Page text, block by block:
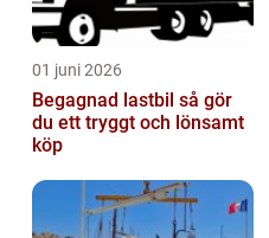
01 juni 2026
Begagnad lastbil så gör
du ett tryggt och lönsamt
köp